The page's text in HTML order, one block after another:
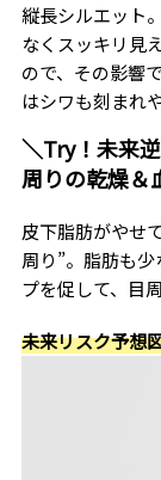
縦長シルエット
なくスッキリ見
ので、その影響
はシワも刻まれ
＼Try！未来
周りの乾燥＆
皮下脂肪がやせ
周り”。脂肪も
プを促して、目
未来リスク予想